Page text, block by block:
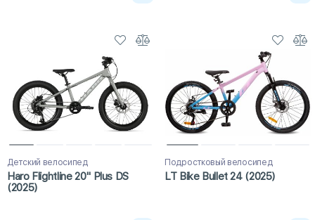
Детский велосипед
Haro Flightline 20" Plus DS
(2025)
Подростковый велосипед
LT Bike Bullet 24 (2025)